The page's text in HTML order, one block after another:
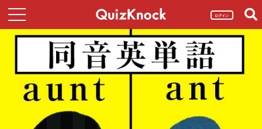
ログイン